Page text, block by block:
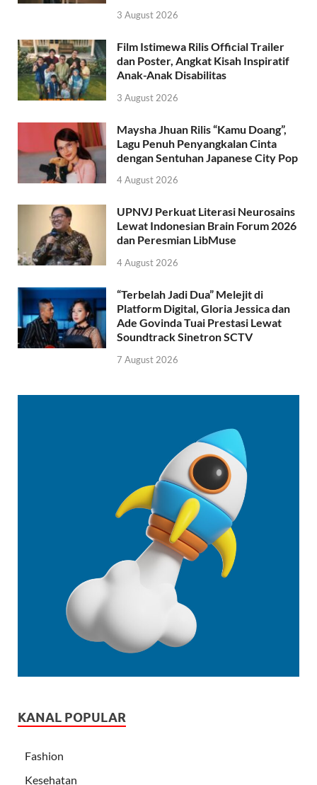
3 August 2026
Film Istimewa Rilis Official Trailer
dan Poster, Angkat Kisah Inspiratif
Anak-Anak Disabilitas
3 August 2026
Maysha Jhuan Rilis “Kamu Doang”,
Lagu Penuh Penyangkalan Cinta
dengan Sentuhan Japanese City Pop
4 August 2026
UPNVJ Perkuat Literasi Neurosains
Lewat Indonesian Brain Forum 2026
dan Peresmian LibMuse
4 August 2026
“Terbelah Jadi Dua” Melejit di
Platform Digital, Gloria Jessica dan
Ade Govinda Tuai Prestasi Lewat
Soundtrack Sinetron SCTV
7 August 2026
KANAL POPULAR
Fashion
Kesehatan